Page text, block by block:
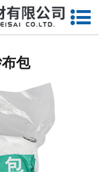
布
棉签
纱布
包